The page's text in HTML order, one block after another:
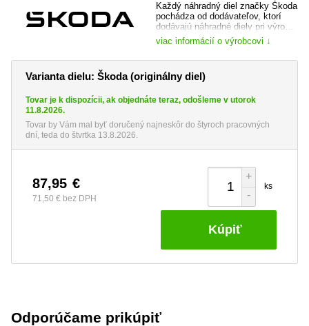
Každý náhradný diel značky Škoda
pochádza od dodávateľov, ktorí
dodávajú náhradné diely pri výrobe
vozidla a je dôkladne preverený,
ako samotnou automobilkou, tak jej
prípadným dodávateľom. Máte tak
a totožný diel, ktorý bol do vozidla
viac informácií o výrobcovi ↓
Varianta dielu: Škoda (originálny diel)
Tovar je k dispozícii, ak objednáte teraz, odošleme v utorok
11.8.2026.
Tovar by Vám mal byť doručený najneskôr do štyroch pracovných
dní, teda do štvrtka 13.8.2026.
87,95 €
71,50 € bez DPH -
+
ks
Kúpiť
Odporúčame prikúpiť